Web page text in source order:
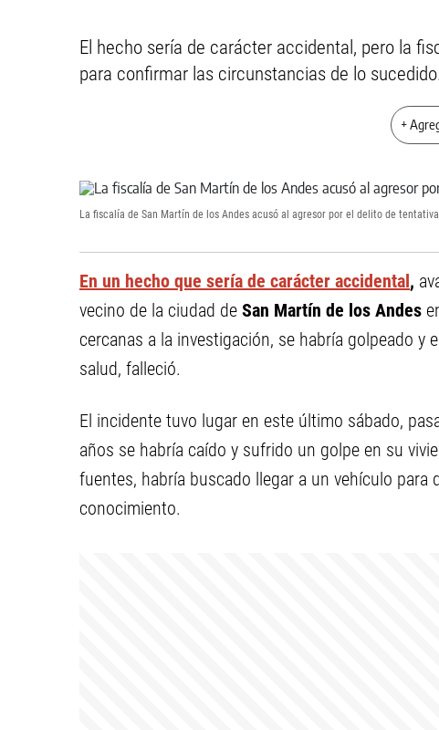
El hecho sería de carácter accidental, pero la
para confirmar las circunstancias de lo
+
La fiscalía de San Martín de los Andes acusó al agresor por el delito de
En un hecho que sería de carácter accidental,
vecino de la ciudad de San Martín de los Andes
cercanas a la investigación, se habría golpeado
salud, falleció.
El incidente tuvo lugar en este último sábado,
años se habría caído y sufrido un golpe en su
fuentes, habría buscado llegar a un vehículo
conocimiento.